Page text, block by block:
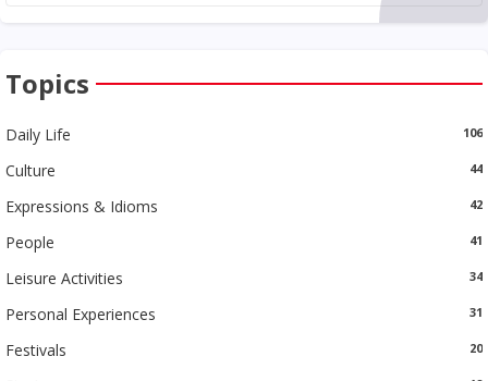
Topics
Daily Life 106
Culture 44
Expressions & Idioms 42
People 41
Leisure Activities 34
Personal Experiences 31
Festivals 20